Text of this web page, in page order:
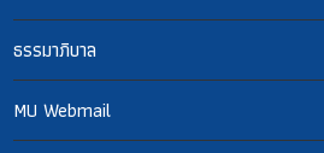
ธรรมาภิบาล
MU Webmail